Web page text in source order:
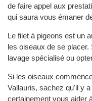
de faire appel aux
qui saura vous émaner
Le filet à pigeons est un
les oiseaux de se
lavage spécialisé ou
Si les oiseaux
Vallauris, sachez qu'il y
certainement vous aider